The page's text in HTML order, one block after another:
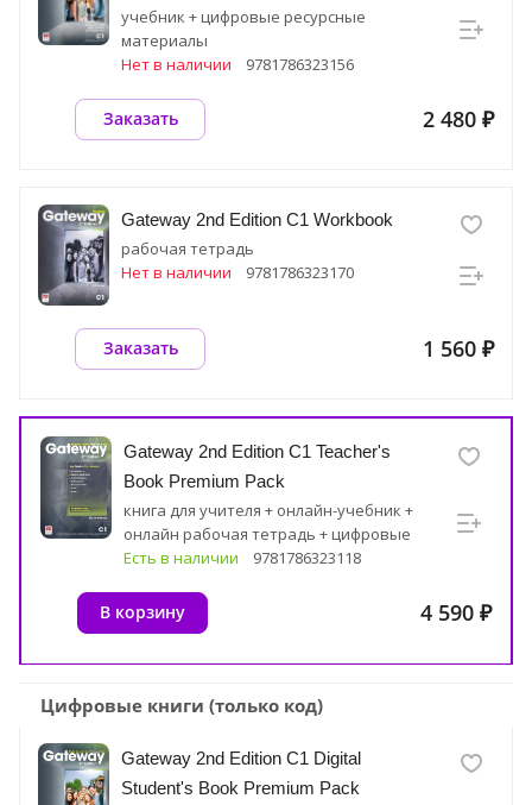
учебник + цифровые ресурсные
материалы
Нет в наличии
9781786323156
2 480 ₽
Заказать
Gateway 2nd Edition C1 Workbook
рабочая тетрадь
Нет в наличии
9781786323170
1 560 ₽
Заказать
Gateway 2nd Edition C1 Teacher's
Book Premium Pack
книга для учителя + онлайн-учебник +
онлайн рабочая тетрадь + цифровые
ресурсные материалы
Есть в наличии 9781786323118
4 590 ₽
В корзину
Цифровые книги (только код)
Gateway 2nd Edition C1 Digital
Student's Book Premium Pack